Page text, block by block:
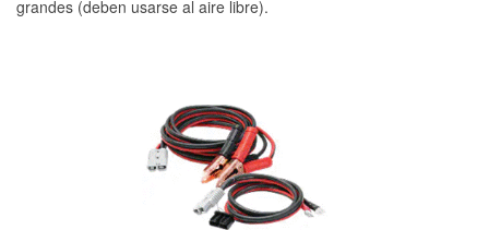
grandes (deben usarse al aire libre).